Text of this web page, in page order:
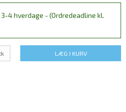
4 hverdage - (Ordredeadline kl.
LÆG I KURV